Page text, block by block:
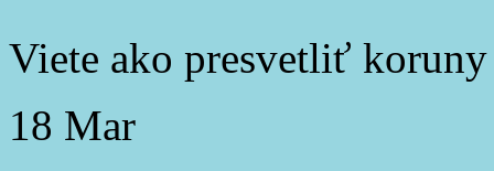
Viete ako presvetliť
18 Mar